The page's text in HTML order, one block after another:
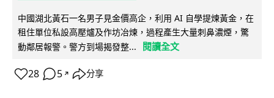
中國湖北黃石一名男子見金價高企，利用 AI 自學提煉黃金，在
租住單位私設高壓爐及作坊冶煉，過程產生大量刺鼻濃煙，驚
動鄰居報警。警方到場揭發整...
閱讀全文
28 5 ↗ 分享